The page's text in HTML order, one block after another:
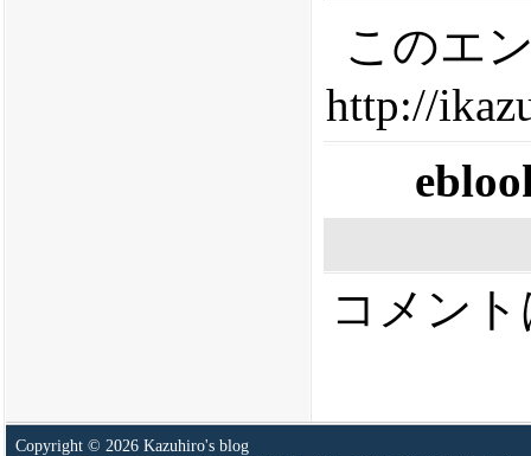
このエ
http://
コメン
Copyright © 2026 Kazuhiro's blog